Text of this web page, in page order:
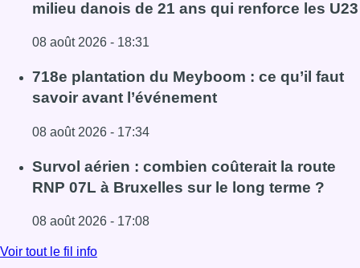
milieu danois de 21 ans qui renforce les U23
08 août 2026 - 18:31
Lire l'article L’Union Saint-Gilloise attire Bertram Kvist,
718e plantation du Meyboom : ce qu’il faut
savoir avant l’événement
08 août 2026 - 17:34
Lire l'article 718e plantation du Meyboom : ce qu’il faut
Survol aérien : combien coûterait la route
RNP 07L à Bruxelles sur le long terme ?
08 août 2026 - 17:08
Lire l'article Survol aérien : combien coûterait la route
Voir tout le fil info